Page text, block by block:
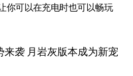
你可以在充电时也可以畅玩